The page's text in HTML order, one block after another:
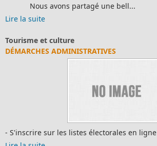
Nous avons partagé une bell...
Lire la suite
Tourisme et culture
DÉMARCHES ADMINISTRATIVES
- S'inscrire sur les listes électorales en ligne